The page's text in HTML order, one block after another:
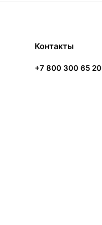
Контакты
+7 800 300 65 20